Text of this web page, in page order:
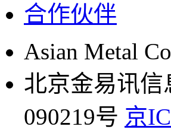
合作伙伴
Asian Metal
北京金易讯
090219号 京